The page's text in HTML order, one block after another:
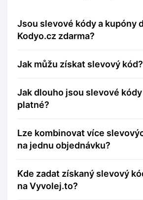
Jsou slevové kódy a kupóny dostupné na
Kodyo.cz zdarma?
Jak můžu získat slevový kód?
Jak dlouho jsou slevové kódy a kupóny
platné?
Lze kombinovat více slevových kupónů
na jednu objednávku?
Kde zadat získaný slevový kód při nákupu
na Vyvolej.to?